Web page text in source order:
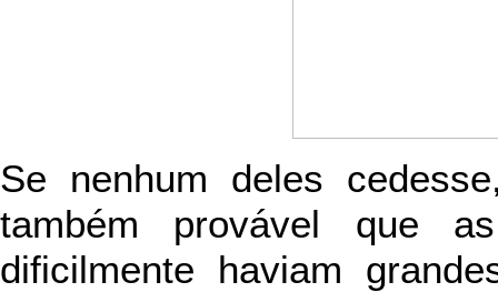
Se nenhum deles
também provável que
dificilmente haviam